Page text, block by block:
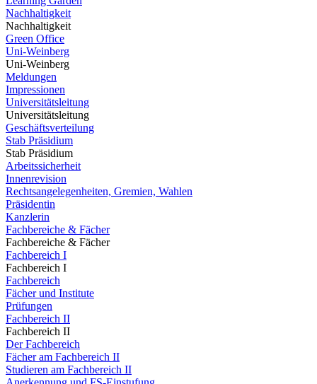
Nachhaltigkeit
Nachhaltigkeit
Green Office
Uni-Weinberg
Uni-Weinberg
Meldungen
Impressionen
Universitätsleitung
Universitätsleitung
Geschäftsverteilung
Stab Präsidium
Stab Präsidium
Arbeitssicherheit
Innenrevision
Rechtsangelegenheiten, Gremien, Wahlen
Präsidentin
Kanzlerin
Fachbereiche & Fächer
Fachbereiche & Fächer
Fachbereich I
Fachbereich I
Fachbereich
Fächer und Institute
Prüfungen
Fachbereich II
Fachbereich II
Der Fachbereich
Fächer am Fachbereich II
Studieren am Fachbereich II